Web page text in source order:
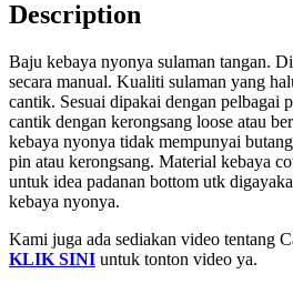
Description
Baju kebaya nyonya sulaman tangan.
secara manual. Kualiti sulaman yang
cantik. Sesuai dipakai dengan pelbagai
cantik dengan kerongsang loose atau
kebaya nyonya tidak mempunyai
pin atau kerongsang. Material kebaya
untuk idea padanan bottom utk
kebaya nyonya.
Kami juga ada sediakan video tentang
KLIK SINI untuk tonton video ya.